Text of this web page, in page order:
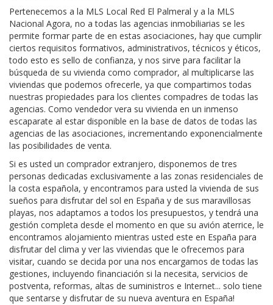
Pertenecemos a la MLS Local Red El Palmeral y a la MLS
Nacional Agora, no a todas las agencias inmobiliarias se les
permite formar parte de en estas asociaciones, hay que cumplir
ciertos requisitos formativos, administrativos, técnicos y éticos,
todo esto es sello de confianza, y nos sirve para facilitar la
búsqueda de su vivienda como comprador, al multiplicarse las
viviendas que podemos ofrecerle, ya que compartimos todas
nuestras propiedades para los clientes compadres de todas las
agencias. Como vendedor vera su vivienda en un inmenso
escaparate al estar disponible en la base de datos de todas las
agencias de las asociaciones, incrementando exponencialmente
las posibilidades de venta.
Si es usted un comprador extranjero, disponemos de tres
personas dedicadas exclusivamente a las zonas residenciales de
la costa española, y encontramos para usted la vivienda de sus
sueños para disfrutar del sol en España y de sus maravillosas
playas, nos adaptamos a todos los presupuestos, y tendrá una
gestión completa desde el momento en que su avión aterrice, le
encontramos alojamiento mientras usted este en España para
disfrutar del clima y ver las viviendas que le ofrecemos para
visitar, cuando se decida por una nos encargamos de todas las
gestiones, incluyendo financiación si la necesita, servicios de
postventa, reformas, altas de suministros e Internet... solo tiene
que sentarse y disfrutar de su nueva aventura en España!